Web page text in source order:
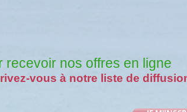
recevoir nos offres en ligne
vous à notre liste de